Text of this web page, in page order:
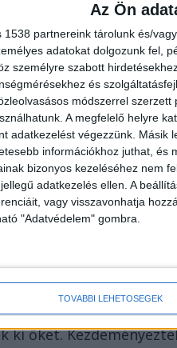
Az Ön
1538 partnereink tárolunk és/
adatokat dolgozunk fel,
személyre szabott
és
módszerrel
A megfelelő helyre
adatkezelést végezzünk. Másik
információkhoz juthat, és
bizonyos kezeléséhez nem
adatkezelés ellen. A
vagy visszavonhatja
"Adatvédelem" gombra.
TOVÁBBI LEHETŐSÉGEK
is járt, akik
fiatal is, akit
lepték meg a
több noteszt,
előállították,
ki őket.